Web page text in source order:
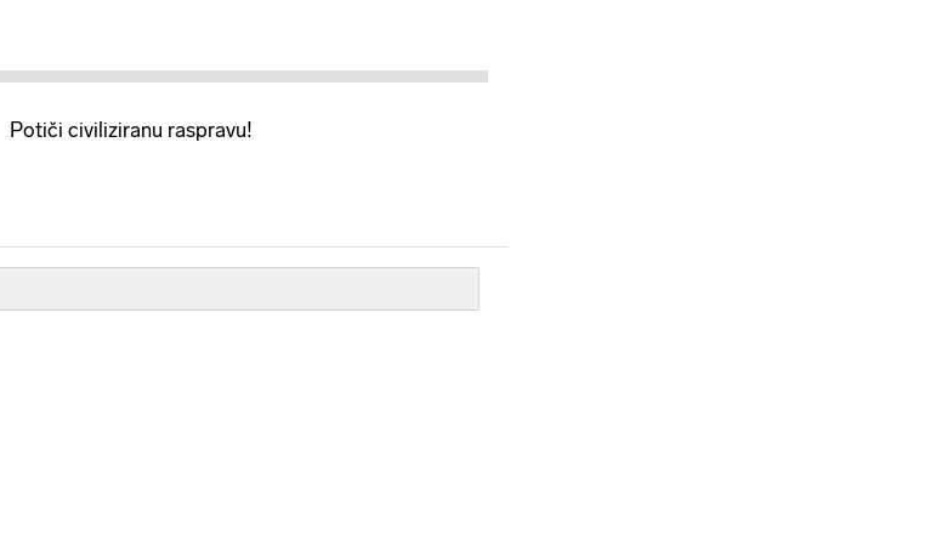
Potiči civiliziranu raspravu!